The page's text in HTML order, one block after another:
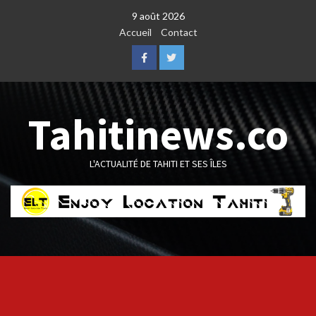
9 août 2026
Accueil
Contact
FacebookTwitter
Tahitinews.co
L'ACTUALITÉ DE TAHITI ET SES ÎLES